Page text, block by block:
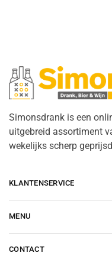
Simonsdrank is een
uitgebreid assortiment
wekelijks scherp
KLANTENSERVICE
MENU
CONTACT